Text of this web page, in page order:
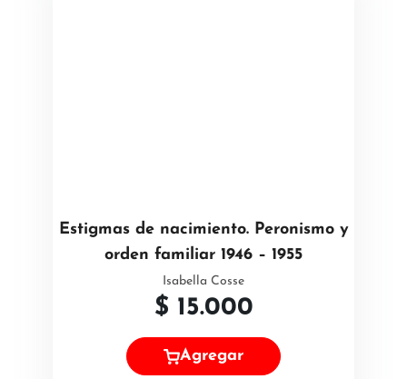
Estigmas de nacimiento. Peronismo y
orden familiar 1946 – 1955
Isabella Cosse
$ 15.000
Agregar